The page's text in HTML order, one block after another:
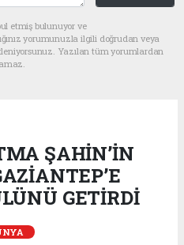
etmiş bulunuyor ve
yorumunuzla ilgili doğrudan veya
Yazılan tüm yorumlardan
ŞAHİN’İN
GETİRDİ